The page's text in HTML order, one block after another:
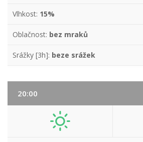
Vlhkost: 15%
Oblačnost: bez mraků
Srážky [3h]: beze srážek
20:00